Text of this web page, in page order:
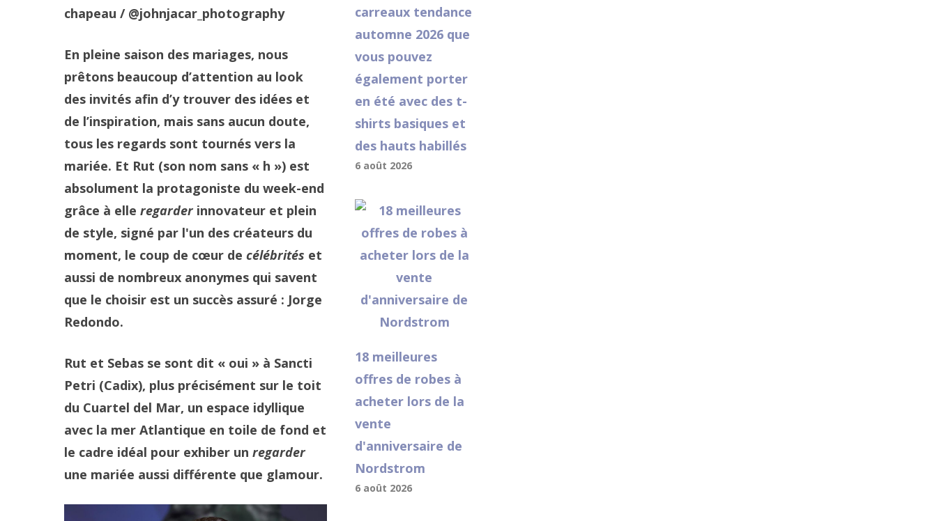
chapeau / @johnjacar_photography
En pleine saison des mariages, nous
prêtons beaucoup d’attention au look
des invités afin d’y trouver des idées et
de l’inspiration, mais sans aucun doute,
tous les regards sont tournés vers la
mariée. Et Rut (son nom sans « h ») est
absolument la protagoniste du week-end
grâce à elle regarder innovateur et plein
de style, signé par l'un des créateurs du
moment, le coup de cœur de célébrités et
aussi de nombreux anonymes qui savent
que le choisir est un succès assuré : Jorge
Redondo.
Rut et Sebas se sont dit « oui » à Sancti
Petri (Cadix), plus précisément sur le toit
du Cuartel del Mar, un espace idyllique
avec la mer Atlantique en toile de fond et
le cadre idéal pour exhiber un regarder
une mariée aussi différente que glamour.
carreaux tendance
automne 2026 que
vous pouvez
également porter
en été avec des t-
shirts basiques et
des hauts habillés
6 août 2026
18 meilleures
offres de robes à
acheter lors de la
vente
d'anniversaire de
Nordstrom
6 août 2026